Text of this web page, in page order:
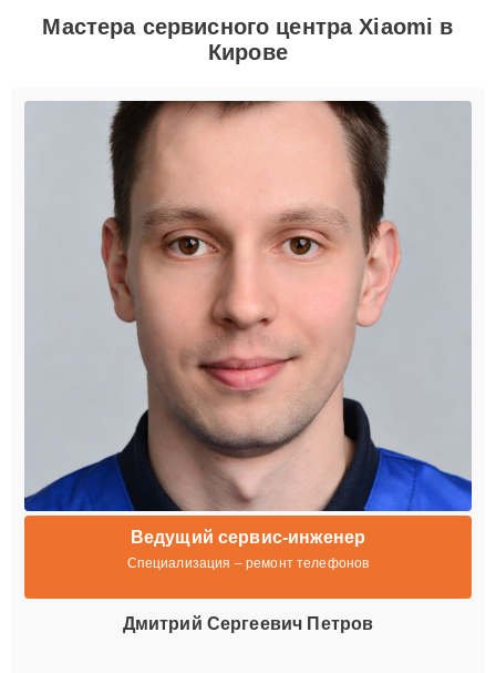
Мастера сервисного центра Xiaomi в
Кирове
Ведущий сервис-инженер
Специализация – ремонт телефонов
Дмитрий Сергеевич Петров